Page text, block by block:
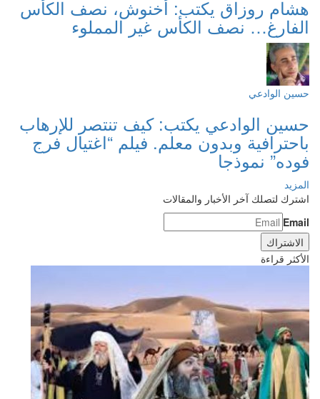
هشام روزاق يكتب: أخنوش، نصف الكأس
الفارغ… نصف الكأس غير المملوء
حسين الوادعي
حسين الوادعي يكتب: كيف تنتصر للإرهاب
باحترافية وبدون معلم. فيلم “اغتيال فرج
فوده” نموذجا
المزيد
اشترك لتصلك آخر الأخبار والمقالات
Email
الأكثر قراءة